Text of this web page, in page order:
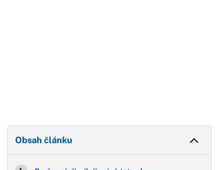
Obsah článku